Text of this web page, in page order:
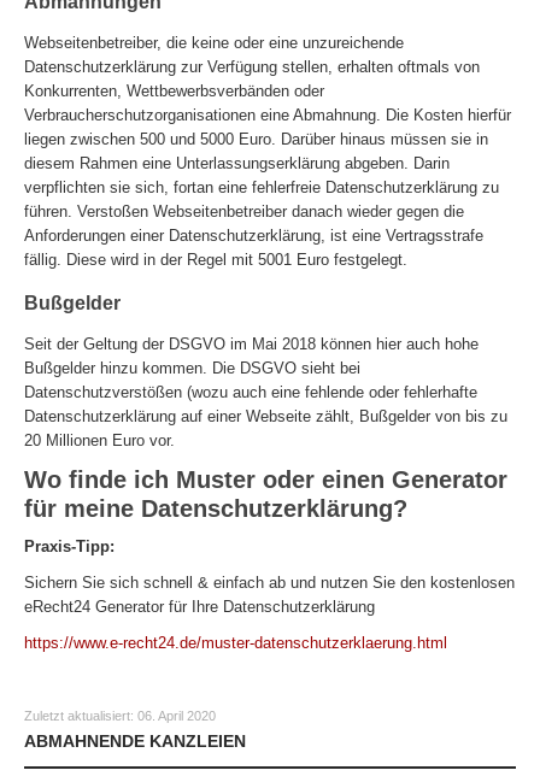
Webseitenbetreiber, die keine oder eine unzureichende
Datenschutzerklärung zur Verfügung stellen, erhalten oftmals von
Konkurrenten, Wettbewerbsverbänden oder
Verbraucherschutzorganisationen eine Abmahnung. Die Kosten hierfür
liegen zwischen 500 und 5000 Euro. Darüber hinaus müssen sie in
diesem Rahmen eine Unterlassungserklärung abgeben. Darin
verpflichten sie sich, fortan eine fehlerfreie Datenschutzerklärung zu
führen. Verstoßen Webseitenbetreiber danach wieder gegen die
Anforderungen einer Datenschutzerklärung, ist eine Vertragsstrafe
fällig. Diese wird in der Regel mit 5001 Euro festgelegt.
Bußgelder
Seit der Geltung der DSGVO im Mai 2018 können hier auch hohe
Bußgelder hinzu kommen. Die DSGVO sieht bei
Datenschutzverstößen (wozu auch eine fehlende oder fehlerhafte
Datenschutzerklärung auf einer Webseite zählt, Bußgelder von bis zu
20 Millionen Euro vor.
Wo finde ich Muster oder einen Generator
für meine Datenschutzerklärung?
Praxis-Tipp:
Sichern Sie sich schnell & einfach ab und nutzen Sie den kostenlosen
eRecht24 Generator für Ihre Datenschutzerklärung
https://www.e-recht24.de/muster-datenschutzerklaerung.html
Zuletzt aktualisiert: 06. April 2020
ABMAHNENDE KANZLEIEN